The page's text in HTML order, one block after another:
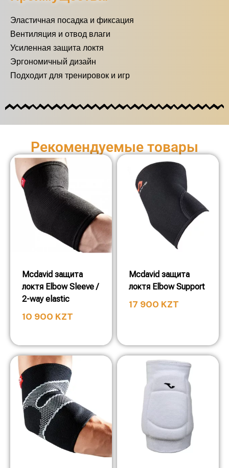
Эластичная посадка и фиксация
Вентиляция и отвод влаги
Усиленная защита локтя
Эргономичный дизайн
Подходит для тренировок и игр
Рекомендуемые товары
Mcdavid защита
локтя Elbow Sleeve /
2-way elastic
10 900 KZT
Mcdavid защита
локтя Elbow Support
17 900 KZT